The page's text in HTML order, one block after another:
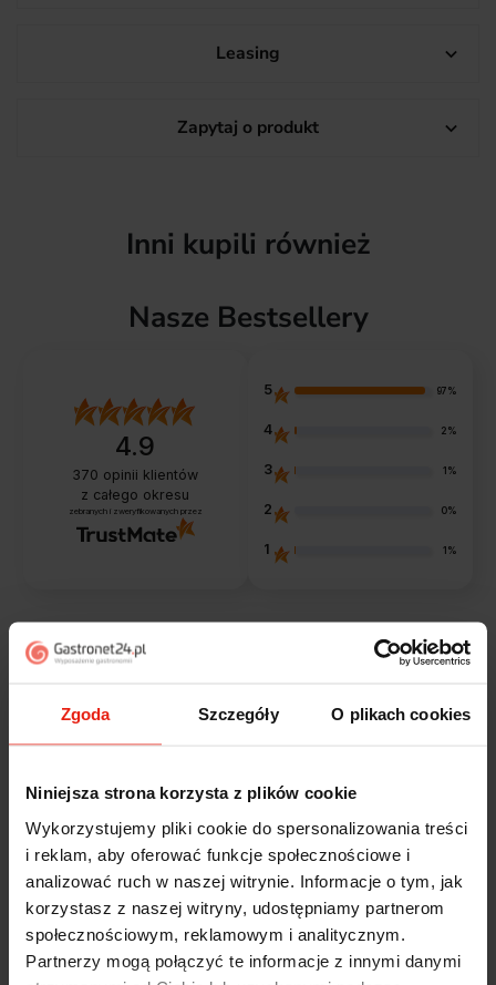
Zgoda Szczegóły O plikach cookies
Niniejsza strona korzysta z plików cookie
Wykorzystujemy pliki cookie do spersonalizowania treści
i reklam, aby oferować funkcje społecznościowe i
analizować ruch w naszej witrynie. Informacje o tym, jak
korzystasz z naszej witryny, udostępniamy partnerom
społecznościowym, reklamowym i analitycznym.
Partnerzy mogą połączyć te informacje z innymi danymi
Leasing 
Zapytaj o produkt 
Inni kupili również
Nasze Bestsellery
4.9
370 opinii klientów
z całego okresu
zebranych i zweryfikowanych przez
5 97%
4 2%
3 1%
2 0%
1 1%
filtry
Jak zbieramy opinie?
5
Ekspresowa realizacja zamówienia. Towar zgodny z
oczekiwaniami. Sprzedawca profesjonalny i godny
polecenia 👍️👍️👍️👍️👍️👍️👍️
w tym tygodniu